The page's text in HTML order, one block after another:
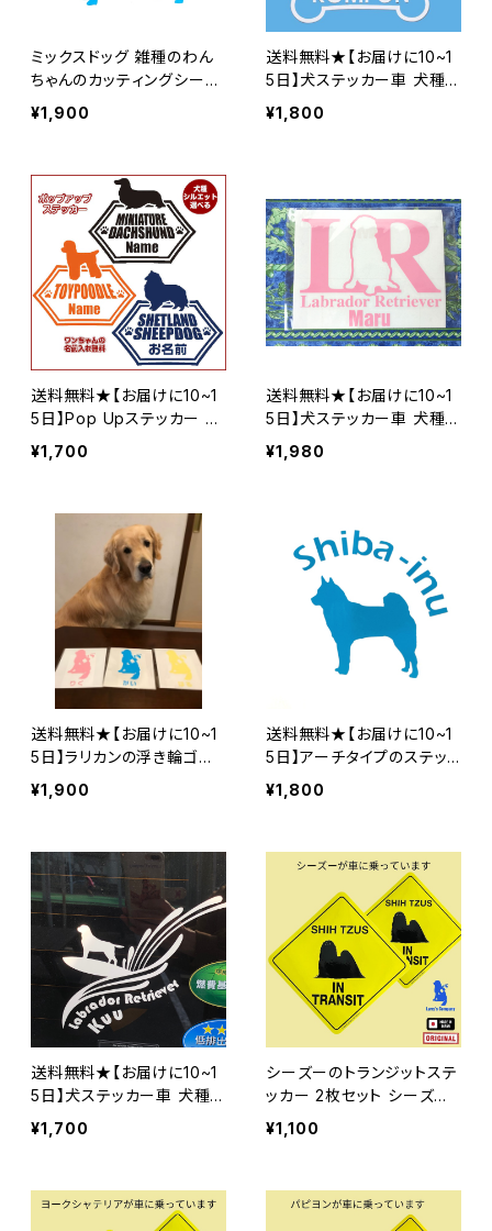
ミックスドッグ 雑種のわん
ちゃんのカッティングシール
アーチタイプ ステッカー 車
犬ステッカー
¥1,900
送料無料★【お届けに10~1
5日】犬ステッカー車 犬種
別シルエットのカッティング
シール ボーンステッカー ス
¥1,800
送料無料★【お届けに10~1
5日】Pop Upステッカー 車
犬種別シルエットのカッティ
ングシール ペット 多犬種
¥1,700
送料無料★【お届けに10~1
5日】犬ステッカー車 犬種
別シルエットのカッティング
シール イニシャル ステッカ
¥1,980
送料無料★【お届けに10~1
5日】ラリカンの浮き輪ゴー
ルデンのカッティングシール
¥1,900
送料無料★【お届けに10~1
5日】アーチタイプのステッ
カー 車 犬種別シルエットの
カッティングシール ペット
ジナルステッカー作成
¥1,800
送料無料★【お届けに10~1
5日】犬ステッカー車 犬種
別シルエットのカッティング
シール 波乗りワンコのステ
ーフィン 多犬種対応 オリジ
ナルステッカー作成
¥1,700
シーズーのトランジットステ
ッカー 2枚セット シーズー
のステッカー
¥1,100